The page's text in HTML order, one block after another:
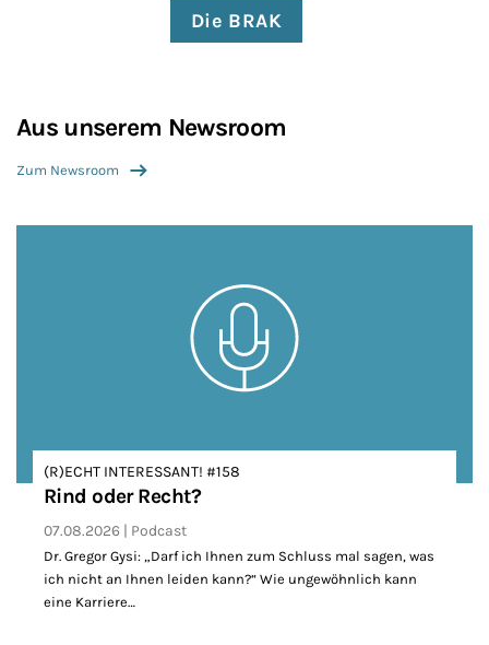
Die BRAK
Aus unserem Newsroom
Zum Newsroom
(R)ECHT INTERESSANT! #158
Rind oder Recht?
07.08.2026 Podcast
Dr. Gregor Gysi: „Darf ich Ihnen zum Schluss mal sagen, was
ich nicht an Ihnen leiden kann?“ Wie ungewöhnlich kann
eine Karriere…